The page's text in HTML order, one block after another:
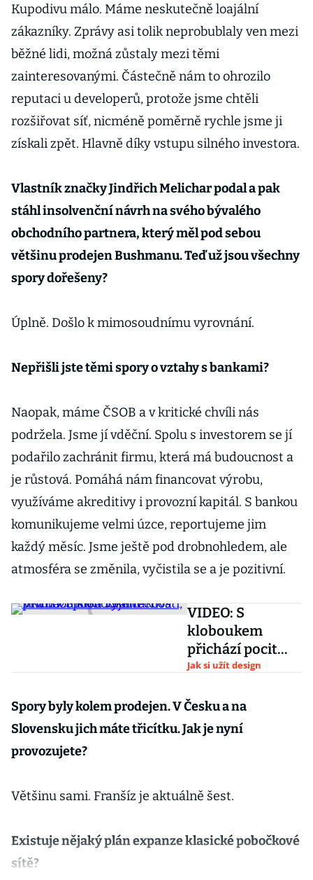
Kupodivu málo. Máme neskutečně loajální
zákazníky. Zprávy asi tolik neprobublaly ven mezi
běžné lidi, možná zůstaly mezi těmi
zainteresovanými. Částečně nám to ohrozilo
reputaci u developerů, protože jsme chtěli
rozšiřovat síť, nicméně poměrně rychle jsme ji
získali zpět. Hlavně díky vstupu silného investora.
Vlastník značky Jindřich Melichar podal a pak
stáhl insolvenční návrh na svého bývalého
obchodního partnera, který měl pod sebou
většinu prodejen Bushmanu. Teď už jsou všechny
spory dořešeny?
Úplně. Došlo k mimosoudnímu vyrovnání.
Nepřišli jste těmi spory o vztahy s bankami?
Naopak, máme ČSOB a v kritické chvíli nás
podržela. Jsme jí vděční. Spolu s investorem se jí
podařilo zachránit firmu, která má budoucnost a
je růstová. Pomáhá nám financovat výrobu,
využíváme akreditivy i provozní kapitál. S bankou
komunikujeme velmi úzce, reportujeme jim
každý měsíc. Jsme ještě pod drobnohledem, ale
atmosféra se změnila, vyčistila se a je pozitivní.
VIDEO: S
kloboukem
přichází pocit
výjimečnosti,
Kvarčáková
Jak si užít design
Spory byly kolem prodejen. V Česku a na
Slovensku jich máte třicítku. Jak je nyní
provozujete?
Většinu sami. Franšíz je aktuálně šest.
Existuje nějaký plán expanze klasické pobočkové
sítě?